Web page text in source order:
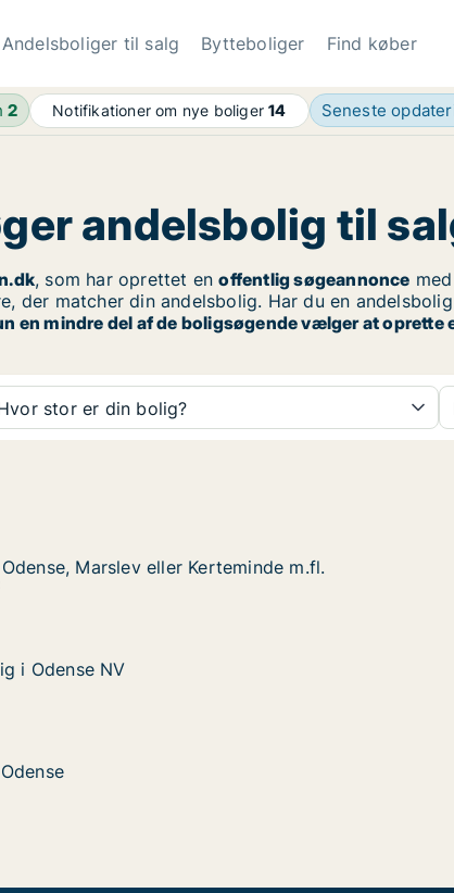
Andelsboliger til salg Bytteboliger Find køber
2 Notifikationer om nye boliger14 Seneste
andelsbolig til
, som har oprettet enoffentlig søgeannonce
der matcher din andelsbolig. Har du en
en mindre del af de boligsøgende vælger at oprette
stor er din bolig?
m.fl.Marslev eller Kerteminde m.fl.
Marslev eller Kerteminde m.fl.
i Odense NV
i Odense NV